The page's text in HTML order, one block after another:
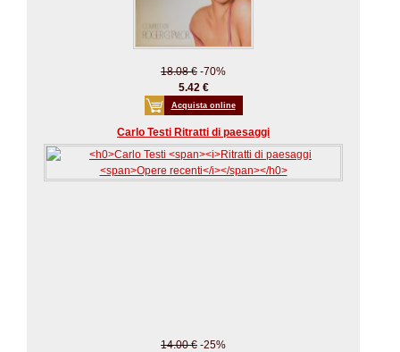
18.08 € -70%
5.42 €
Acquista online
Carlo Testi Ritratti di paesaggi
14.00 € -25%